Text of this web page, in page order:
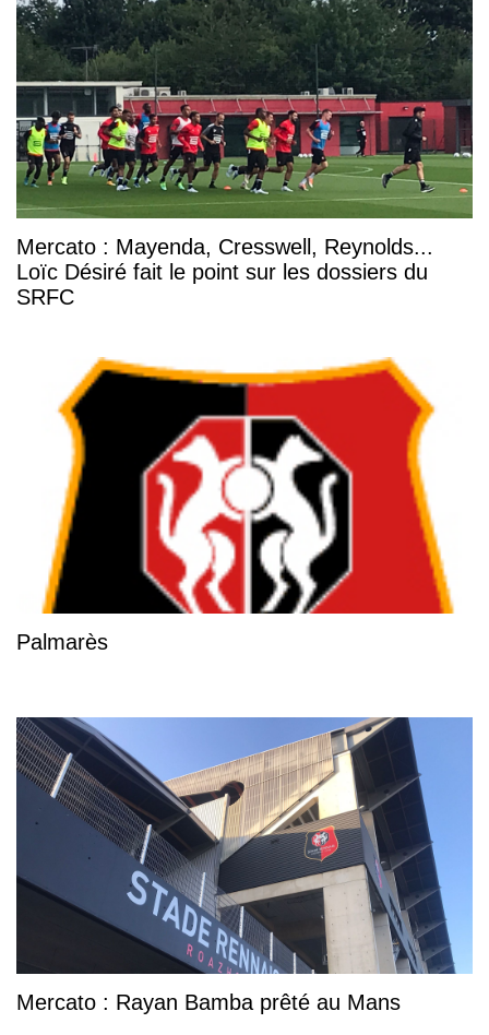
Mercato : Mayenda, Cresswell, Reynolds...
Loïc Désiré fait le point sur les dossiers du
SRFC
Palmarès
Mercato : Rayan Bamba prêté au Mans